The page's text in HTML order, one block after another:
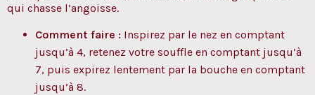
qui chasse l’angoisse.
Comment faire : Inspirez par le nez en comptant
jusqu’à 4, retenez votre souffle en comptant jusqu’à
7, puis expirez lentement par la bouche en comptant
jusqu’à 8.